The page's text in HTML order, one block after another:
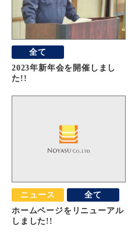
全て
2023年新年会を開催しまし
た!!
ニュース 全て
ホームページをリニューアル
しました!!